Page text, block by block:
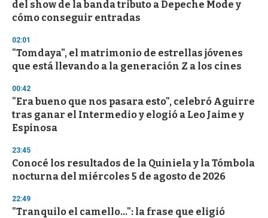
f
3
s
e
o
d
s
del show de la banda tributo a Depeche Mode y
cómo conseguir entradas
02:01
"Tomdaya", el matrimonio de estrellas jóvenes
que está llevando a la generación Z a los cines
00:42
"Era bueno que nos pasara esto", celebró Aguirre
tras ganar el Intermedio y elogió a Leo Jaime y
Espinosa
23:45
Conocé los resultados de la Quiniela y la Tómbola
nocturna del miércoles 5 de agosto de 2026
22:49
"Tranquilo el camello...": la frase que eligió